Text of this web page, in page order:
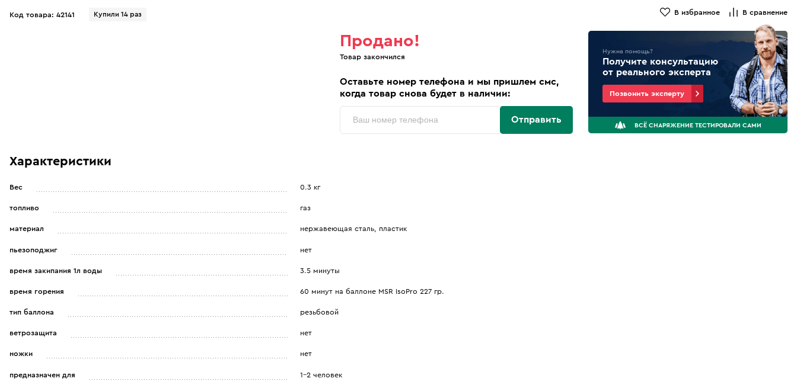
Код товара: 42141 Купили 14 раз В избранное В сравнение
Продано!
Товар закончился
Оставьте номер телефона и мы пришлем смс,
когда товар снова будет в наличии:
Отправить
Нужна помощь?
Получите консультацию
от реального эксперта
Позвонить эксперту
ВСЁ СНАРЯЖЕНИЕ ТЕСТИРОВАЛИ САМИ
Характеристики
Вес 0.3 кг
топливо газ
материал нержавеющая сталь, пластик
пьезоподжиг нет
время закипания 1л воды 3.5 минуты
время горения 60 минут на баллоне MSR IsoPro 227 гр.
тип баллона резьбовой
ветрозащита нет
ножки нет
предназначен для 1-2 человек